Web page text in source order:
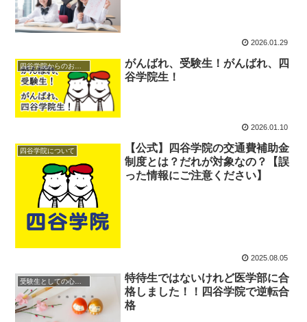
2026.01.29
四谷学院からのお知らせ
がんばれ、受験生！がんばれ、四
谷学院生！
2026.01.10
四谷学院について
【公式】四谷学院の交通費補助金
制度とは？だれが対象なの？【誤
った情報にご注意ください】
2025.08.05
受験生としての心構え
特待生ではないけれど医学部に合
格しました！！四谷学院で逆転合
格